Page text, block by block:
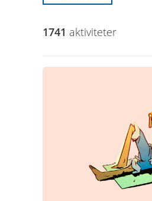
1741 aktiviteter